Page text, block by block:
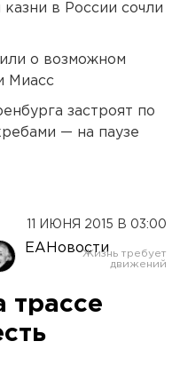
в России сочли
о возможном
Миасс
застроят по
— на паузе
11 ИЮНЯ 2015 В 03:00
ЕАНовости
трассе